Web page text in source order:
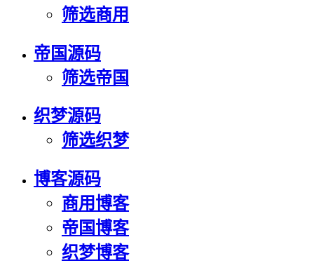
筛选商用
帝国源码
筛选帝国
织梦源码
筛选织梦
博客源码
商用博客
帝国博客
织梦博客